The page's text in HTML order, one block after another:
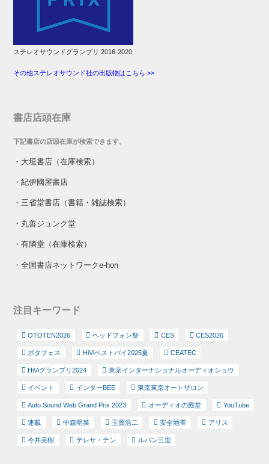
ステレオサウンドグランプリ 2016-2020
その他ステレオサウンド社の出版物はこちら >>
書店店頭在庫
下記書店の店頭在庫が検索できます。
・ 大垣書店（在庫検索）
・紀伊國屋書店
・三省堂書店（書籍・雑誌検索）
・ 丸善ジュンク堂
・有隣堂（在庫検索）
・全国書店ネットワークe-hon
注目キーワード
OTOTEN2026 ヘッドフォン祭 CES CES2026
ポタフェス HiViベストバイ2025夏 CEATEC
HiViグランプリ2024 東京インターナショナルオーディオショウ
イベント インターBEE 東京東京オートサロン
Auto Sound Web Grand Prix 2023 オーディオの殿堂 YouTube
連載 中森明菜 玉置浩二 安全地帯 アリス
今井美樹 テレサ・テン ルパン三世